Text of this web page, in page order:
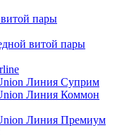
пары
витой пары
Линия Суприм
Линия Коммон
Линия Премиум